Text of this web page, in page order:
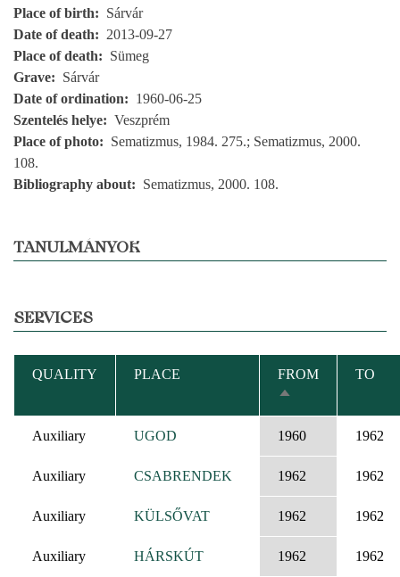
Place of birth
Sárvár
Date of death
2013-09-27
Place of death
Sümeg
Grave
Sárvár
Date of ordination
1960-06-25
Szentelés helye
Veszprém
Place of photo
Sematizmus, 1984. 275.; Sematizmus, 2000.
108.
Bibliography about
Sematizmus, 2000. 108.
TANULMÁNYOK
SERVICES
QUALITY PLACE
FROM
SORT
DESCENDING
TO
Auxiliary UGOD 1960 1962
Auxiliary CSABRENDEK 1962 1962
Auxiliary KÜLSŐVAT 1962 1962
Auxiliary HÁRSKÚT 1962 1962